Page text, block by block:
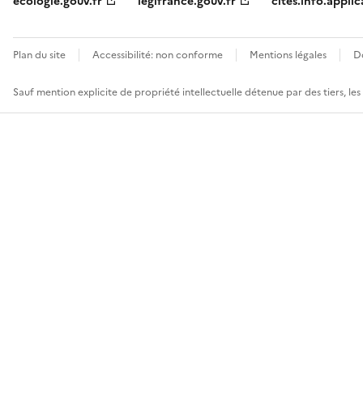
Plan du site Accessibilité: non conforme Mentions légales
Sauf mention explicite de propriété intellectuelle détenue par des tiers,